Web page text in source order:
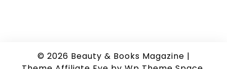
© 2026 Beauty & Books Magazine |